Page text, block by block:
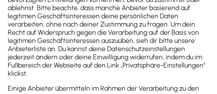
Definition
Kostenstellen bilden deine Unternehmenskosten ab
Verschiedene Arten von Kostenstellen
Kostenstellenplan